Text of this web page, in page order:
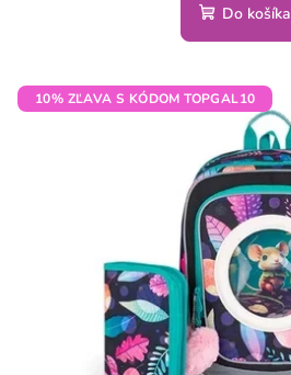
Do košíka
10% ZĽAVA S KÓDOM TOPGAL10